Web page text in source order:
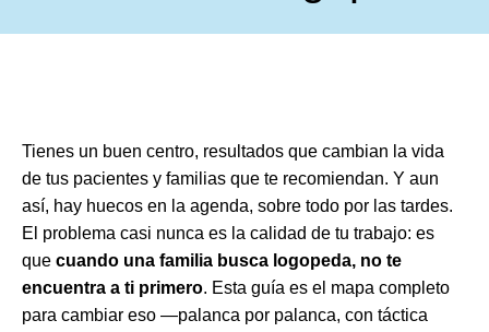
Tienes un buen centro, resultados que cambian la vida
de tus pacientes y familias que te recomiendan. Y aun
así, hay huecos en la agenda, sobre todo por las tardes.
El problema casi nunca es la calidad de tu trabajo: es
que cuando una familia busca logopeda, no te
encuentra a ti primero. Esta guía es el mapa completo
para cambiar eso —palanca por palanca, con táctica